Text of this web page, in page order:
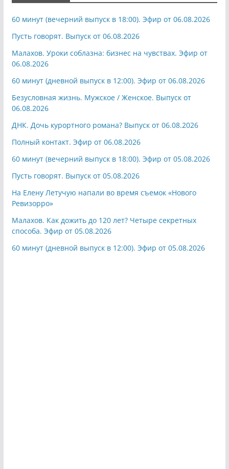
60 минут (вечерний выпуск в 18:00). Эфир от 06.08.2026
Пусть говорят. Выпуск от 06.08.2026
Малахов. Уроки соблазна: бизнес на чувствах. Эфир от
06.08.2026
60 минут (дневной выпуск в 12:00). Эфир от 06.08.2026
Безусловная жизнь. Мужское / Женское. Выпуск от
06.08.2026
ДНК. Дочь курортного романа? Выпуск от 06.08.2026
Полный контакт. Эфир от 06.08.2026
60 минут (вечерний выпуск в 18:00). Эфир от 05.08.2026
Пусть говорят. Выпуск от 05.08.2026
На Елену Летучую напали во время съемок «Нового
Ревизорро»
Малахов. Как дожить до 120 лет? Четыре секретных
способа. Эфир от 05.08.2026
60 минут (дневной выпуск в 12:00). Эфир от 05.08.2026